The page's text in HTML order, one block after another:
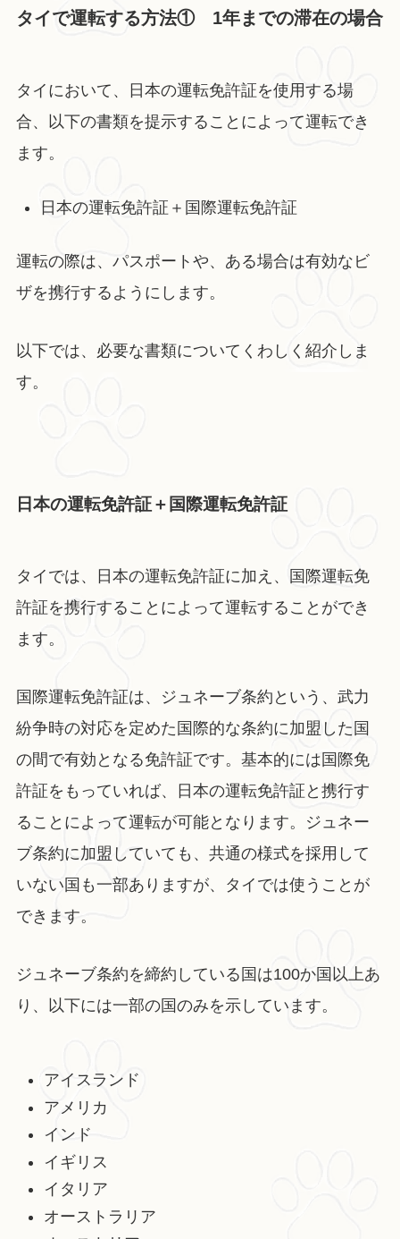
タイで運転する方法① 1年までの滞在の場合
タイにおいて、日本の運転免許証を使用する場
合、以下の書類を提示することによって運転でき
ます。
日本の運転免許証＋国際運転免許証
運転の際は、パスポートや、ある場合は有効なビ
ザを携行するようにします。
以下では、必要な書類についてくわしく紹介しま
す。
日本の運転免許証＋国際運転免許証
タイでは、日本の運転免許証に加え、国際運転免
許証を携行することによって運転することができ
ます。
国際運転免許証は、ジュネーブ条約という、武力
紛争時の対応を定めた国際的な条約に加盟した国
の間で有効となる免許証です。基本的には国際免
許証をもっていれば、日本の運転免許証と携行す
ることによって運転が可能となります。ジュネー
ブ条約に加盟していても、共通の様式を採用して
いない国も一部ありますが、タイでは使うことが
できます。
ジュネーブ条約を締約している国は100か国以上あ
り、以下には一部の国のみを示しています。
アイスランド
アメリカ
インド
イギリス
イタリア
オーストラリア